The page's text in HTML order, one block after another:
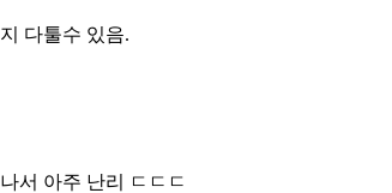
다툴수 있음.
서 아주 난리 ㄷㄷㄷ